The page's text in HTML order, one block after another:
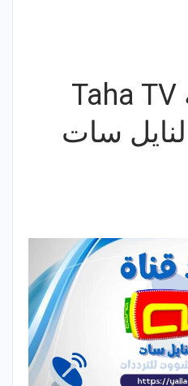
تردد قناة طه Taha TV
سات